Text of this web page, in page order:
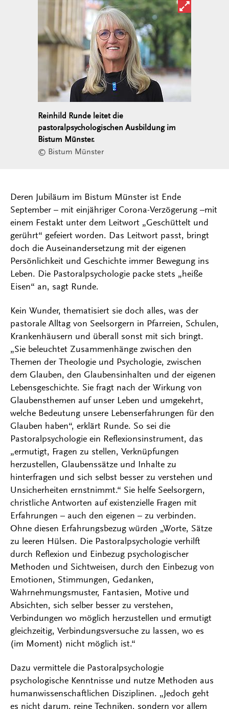
Bild in
Reinhild Runde leitet die
pastoralpsychologischen Ausbildung im
Bistum Münster.
© Bistum Münster
Deren Jubiläum im Bistum Münster ist Ende
September – mit einjähriger Corona-Verzögerung –mit
einem Festakt unter dem Leitwort „Geschüttelt und
gerührt“ gefeiert worden. Das Leitwort passt, bringt
doch die Auseinandersetzung mit der eigenen
Persönlichkeit und Geschichte immer Bewegung ins
Leben. Die Pastoralpsychologie packe stets „heiße
Eisen“ an, sagt Runde.
Kein Wunder, thematisiert sie doch alles, was der
pastorale Alltag von Seelsorgern in Pfarreien, Schulen,
Krankenhäusern und überall sonst mit sich bringt.
„Sie beleuchtet Zusammenhänge zwischen den
Themen der Theologie und Psychologie, zwischen
dem Glauben, den Glaubensinhalten und der eigenen
Lebensgeschichte. Sie fragt nach der Wirkung von
Glaubensthemen auf unser Leben und umgekehrt,
welche Bedeutung unsere Lebenserfahrungen für den
Glauben haben“, erklärt Runde. So sei die
Pastoralpsychologie ein Reflexionsinstrument, das
„ermutigt, Fragen zu stellen, Verknüpfungen
herzustellen, Glaubenssätze und Inhalte zu
hinterfragen und sich selbst besser zu verstehen und
Unsicherheiten ernstnimmt.“ Sie helfe Seelsorgern,
christliche Antworten auf existenzielle Fragen mit
Erfahrungen – auch den eigenen – zu verbinden.
Ohne diesen Erfahrungsbezug würden „Worte, Sätze
zu leeren Hülsen. Die Pastoralpsychologie verhilft
durch Reflexion und Einbezug psychologischer
Methoden und Sichtweisen, durch den Einbezug von
Emotionen, Stimmungen, Gedanken,
Wahrnehmungsmuster, Fantasien, Motive und
Absichten, sich selber besser zu verstehen,
Verbindungen wo möglich herzustellen und ermutigt
gleichzeitig, Verbindungsversuche zu lassen, wo es
(im Moment) nicht möglich ist.“
Dazu vermittele die Pastoralpsychologie
psychologische Kenntnisse und nutze Methoden aus
humanwissenschaftlichen Disziplinen. „Jedoch geht
es nicht darum, reine Techniken, sondern vor allem